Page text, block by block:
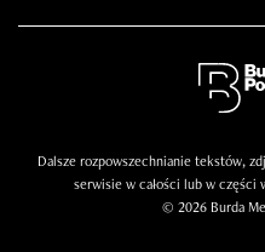
Dalsze rozpowszechnianie tekstów,
serwisie w całości lub w części
© 2026 Burda